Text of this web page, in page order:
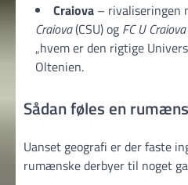
Craiova – rivaliseringen
Craiova(CSU) og FC U
„hvem er den rigtige
Oltenien.
Sådan føles en
Uanset geografi er der faste
rumænske derbyer til noget